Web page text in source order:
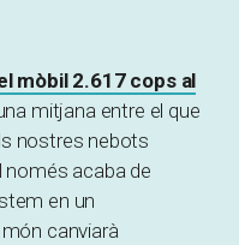
mòbil 2.617 cops al
mitjana entre el que
nostres nebots
només acaba de
en un
canviarà